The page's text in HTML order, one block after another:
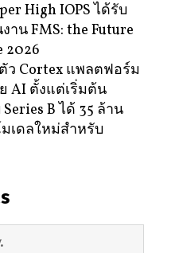
High IOPS ได้รับ
งาน FMS: the Future
2026
ว Cortex แพลตฟอร์ม
AI ตั้งแต่เริ่มต้น
B ได้ 35 ล้าน
เดลใหม่สำหรับ